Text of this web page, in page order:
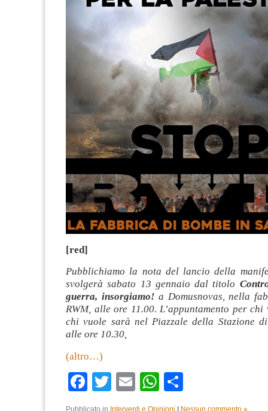
[red]
Pubblichiamo la nota del lancio della
svolgerà sabato 13 gennaio dal titolo
guerra, insorgiamo!a Domusnovas, nella
RWM, alle ore 11.00. L’appuntamento per
chi vuole sarà nel Piazzale della Stazione
alle ore 10.30,
(altro…)
Facebook
Twitter
EmailWhatsApp
Pubblicato in Interventi e Opinioni | Nessun commento »